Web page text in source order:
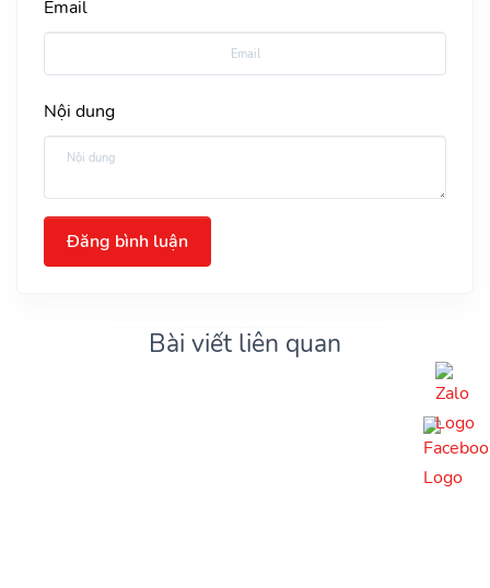
Email
Nội dung
Đăng bình luận
Bài viết liên quan